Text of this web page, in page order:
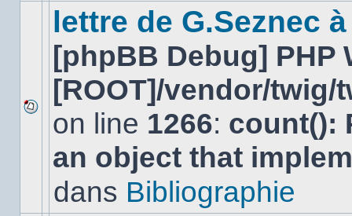
sujet.
Aucun
nouveau
message
non-
dans
lettre de G.Seznec
[phpBB Debug] PHP
[ROOT]/vendor/
on line 1266: count():
an object that
dans Bibliographie